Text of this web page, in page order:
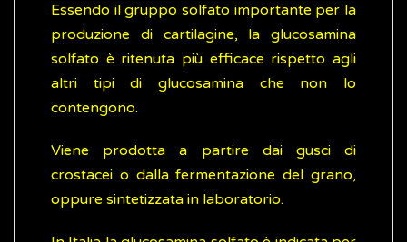
Essendo il gruppo solfato importante per la
produzione di cartilagine, la glucosamina
solfato è ritenuta più efficace rispetto agli
altri tipi di glucosamina che non lo
contengono.
Viene prodotta a partire dai gusci di
crostacei o dalla fermentazione del grano,
oppure sintetizzata in laboratorio.